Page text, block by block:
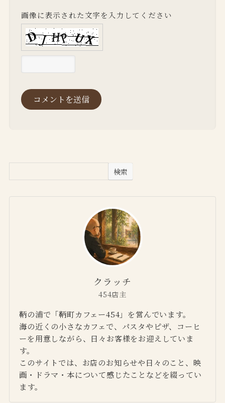
画像に表示された文字を入力してください
検索
クラッチ
454店主
鞆の浦で「鞆町カフェー454」を営んでいます。
海の近くの小さなカフェで、パスタやピザ、コーヒ
ーを用意しながら、日々お客様をお迎えしていま
す。
このサイトでは、お店のお知らせや日々のこと、映
画・ドラマ・本について感じたことなどを綴ってい
ます。